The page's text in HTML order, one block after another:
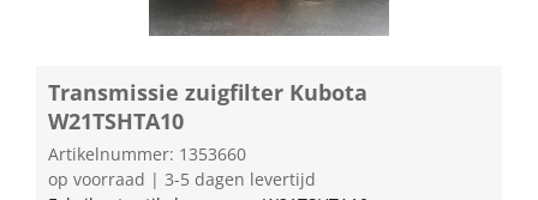
Transmissie zuigfilter Kubota
W21TSHTA10
Artikelnummer: 1353660
op voorraad | 3-5 dagen levertijd